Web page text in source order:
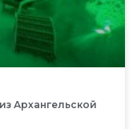
Архангельской